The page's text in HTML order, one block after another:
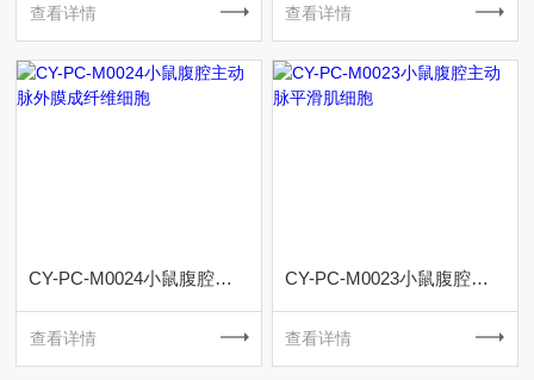
查看详情 查看详情
CY-PC-M0024小鼠腹腔主动脉外膜成纤维细胞
查看详情
CY-PC-M0023小鼠腹腔主动脉平滑肌细胞
查看详情